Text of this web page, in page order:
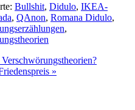
Bullshit, Didulo, IKEA-
, QAnon, Romana Didulo,
,
»